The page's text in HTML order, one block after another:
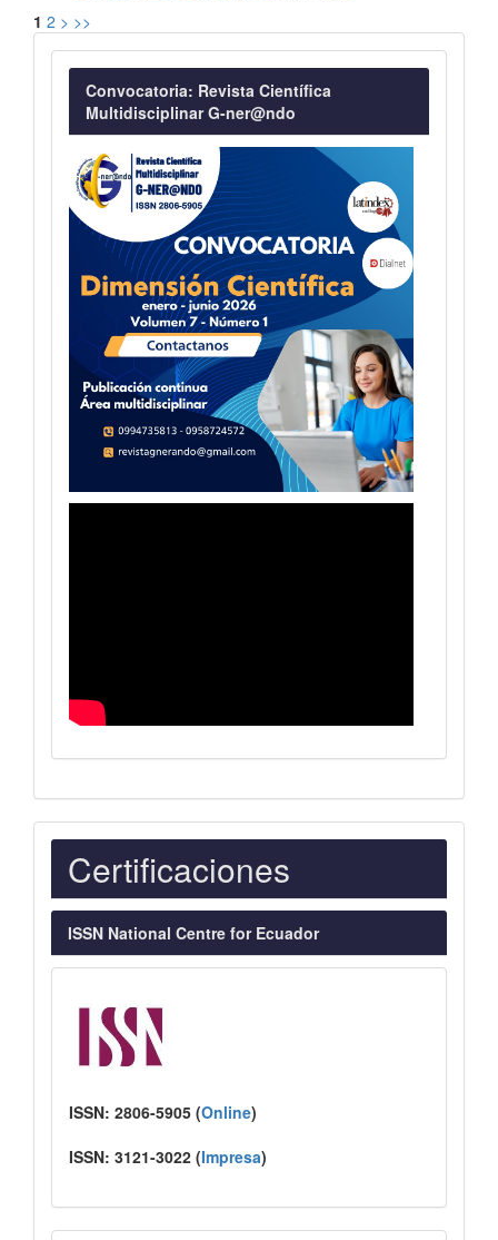
1 2 > >>
Convocatoria
Convocatoria: Revista Científica
Multidisciplinar G-ner@ndo
Indexaciones
Certificaciones
ISSN National Centre for Ecuador
ISSN: 2806-5905 (Online)
ISSN: 3121-3022 (Impresa)